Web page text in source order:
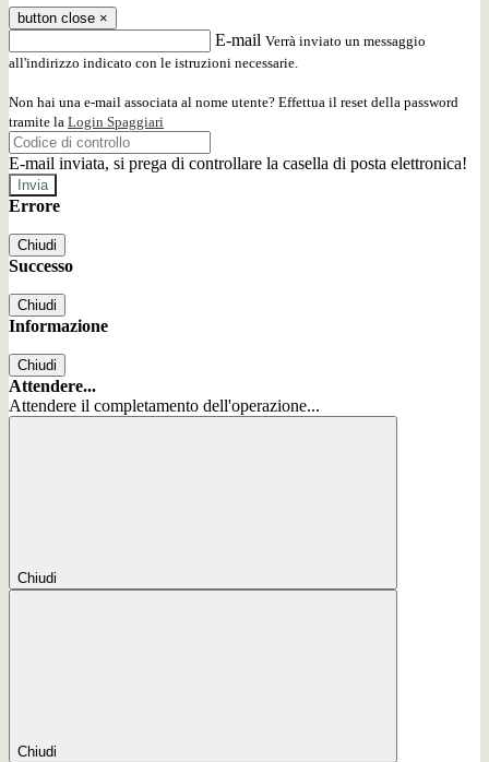
button close ×
E-mail Verrà inviato un messaggio
all'indirizzo indicato con le istruzioni necessarie.
Non hai una e-mail associata al nome utente? Effettua il reset della password
tramite la Login Spaggiari
E-mail inviata, si prega di controllare la casella di posta elettronica!
Errore
Chiudi
Successo
Chiudi
Informazione
Chiudi
Attendere...
Attendere il completamento dell'operazione...
Chiudi
Chiudi